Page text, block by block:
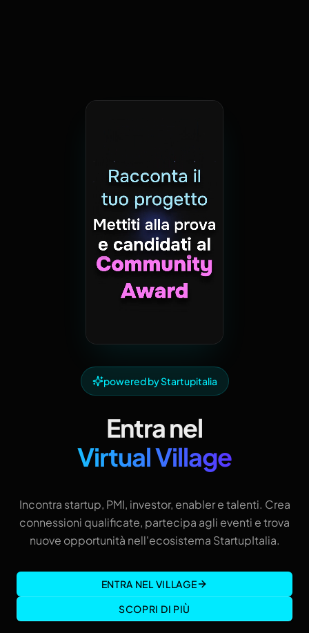
powered by Startupitalia
Entra nel
Virtual Village
Incontra startup, PMI, investor, enabler e talenti. Crea
connessioni qualificate, partecipa agli eventi e trova
nuove opportunità nell'ecosistema StartupItalia.
ENTRA NEL VILLAGE
SCOPRI DI PIÙ